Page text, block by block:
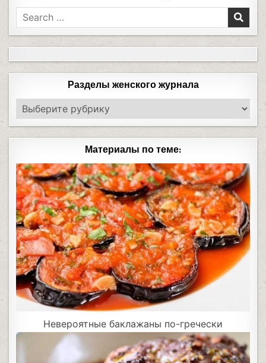
Разделы женского журнала
Материалы по теме:
Невероятные баклажаны по-гречески